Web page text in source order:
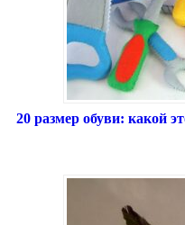
20 размер обуви: какой